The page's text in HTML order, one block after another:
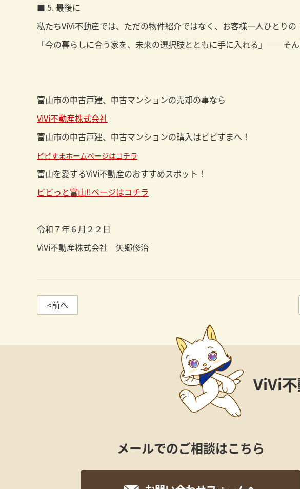
■ 5. 最後に
私たちViVi不動産では、ただの物件紹介ではなく、お客様一人ひとり
「今の暮らしに合う家を、未来の選択肢とともに手に入れる」──そ
富山市の中古戸建、中古マンションの売却の事なら
ViVi不動産株式会社
富山市の中古戸建、中古マンションの購入はビビすまへ！
ビビすまホームページはコチラ
富山を愛するViVi不動産のおすすめスポット！
ビビっと富山‼ページはコチラ
令和７年６月２２日
ViVi不動産株式会社 矢郷修治
<前へ
ViVi
メールでのご相談はこちら